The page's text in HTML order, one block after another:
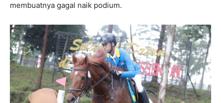
membuatnya gagal naik podium.